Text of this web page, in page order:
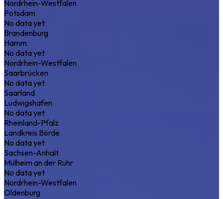
Nordrhein-Westfalen
Potsdam
No data yet
Brandenburg
Hamm
No data yet
Nordrhein-Westfalen
Saarbrücken
No data yet
Saarland
Ludwigshafen
No data yet
Rheinland-Pfalz
Landkreis Börde
No data yet
Sachsen-Anhalt
Mülheim an der Ruhr
No data yet
Nordrhein-Westfalen
Oldenburg